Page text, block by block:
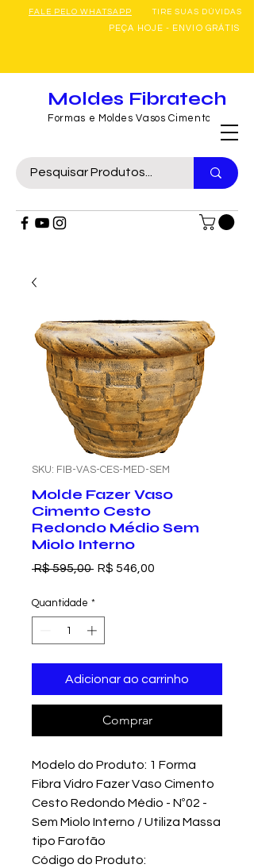
FALE PELO WHATSAPP TIRE SUAS DÚVIDAS
PEÇA HOJE - ENVIO GRÁTIS
Formas e Moldes Vasos Cimento
Moldes Fibratech
SKU: FIB-VAS-CES-MED-SEM
Molde Fazer Vaso
Cimento Cesto
Redondo Médio Sem
Miolo Interno
R$ 595,00 Preço
R$ 546,00
Quantidade *
Adicionar ao carrinho
Comprar
Modelo do Produto: 1 Forma
Fibra Vidro Fazer Vaso Cimento
Cesto Redondo Médio - Nº02 -
Sem Miolo Interno / Utiliza Massa
tipo Farofão
Código do Produto: